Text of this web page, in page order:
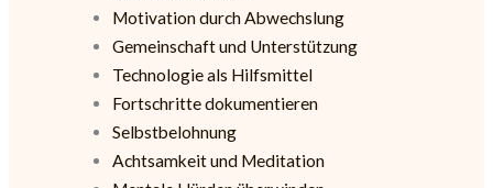
Motivation durch Abwechslung
Gemeinschaft und Unterstützung
Technologie als Hilfsmittel
Fortschritte dokumentieren
Selbstbelohnung
Achtsamkeit und Meditation